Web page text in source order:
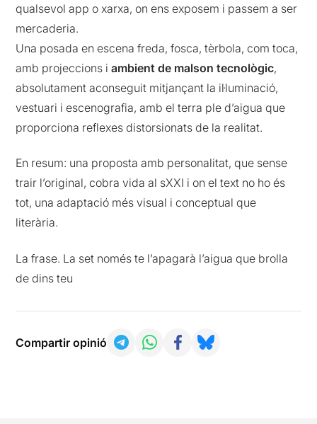
qualsevol app o xarxa, on ens exposem i passem a ser
mercaderia.
Una posada en escena freda, fosca, tèrbola, com toca,
amb projeccions iambient de malson tecnològic,
absolutament aconseguit mitjançant la il·luminació,
vestuari i escenografia, amb el terra ple d’aigua que
proporciona reflexes distorsionats de la realitat.
En resum: una proposta amb personalitat, que sense
trair l’original, cobra vida al sXXI i on el text no ho és
tot, una adaptació més visual i conceptual que
literària.
La frase. La set només te l’apagarà l’aigua que brolla
de dins teu
Compartir opinió